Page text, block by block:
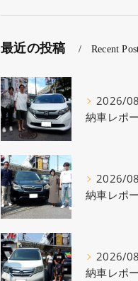
最近の投稿 Recent
2026/
納車レポ
2026/
納車レポ
2026/
納車レポ